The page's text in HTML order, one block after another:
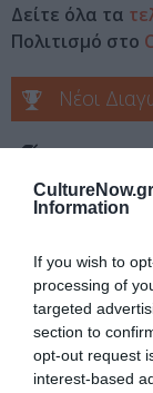
Information
If you wish to
processing of
targeted
section to
opt-out request
interest-based
Δείτε όλα τα
Πολιτισμό στο
Νέοι
Tags
ΔΡΑΜΑ -
Κάθε
την Τέχνη